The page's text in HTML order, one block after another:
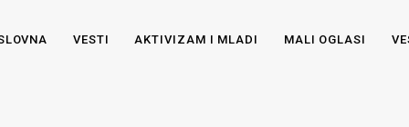
VESTI AKTIVIZAM I MLADI MALI OGLASI